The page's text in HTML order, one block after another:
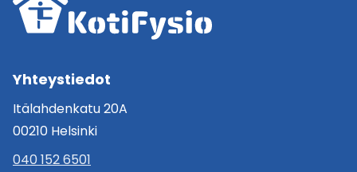
Yhteystiedot
Itälahdenkatu 20A
00210 Helsinki
040 152 6501